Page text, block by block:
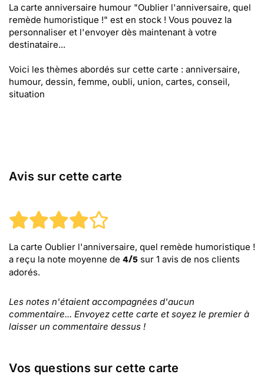
La carte anniversaire humour "Oublier l'anniversaire, quel
remède humoristique !" est en stock ! Vous pouvez la
personnaliser et l'envoyer dès maintenant à votre
destinataire...
Voici les thèmes abordés sur cette carte : anniversaire,
humour, dessin, femme, oubli, union, cartes, conseil,
situation
Avis sur cette carte
La carte Oublier l'anniversaire, quel remède humoristique !
a reçu la note moyenne de 4/5 sur 1 avis de nos clients
adorés.
Les notes n'étaient accompagnées d'aucun
commentaire... Envoyez cette carte et soyez le premier à
laisser un commentaire dessus !
Vos questions sur cette carte